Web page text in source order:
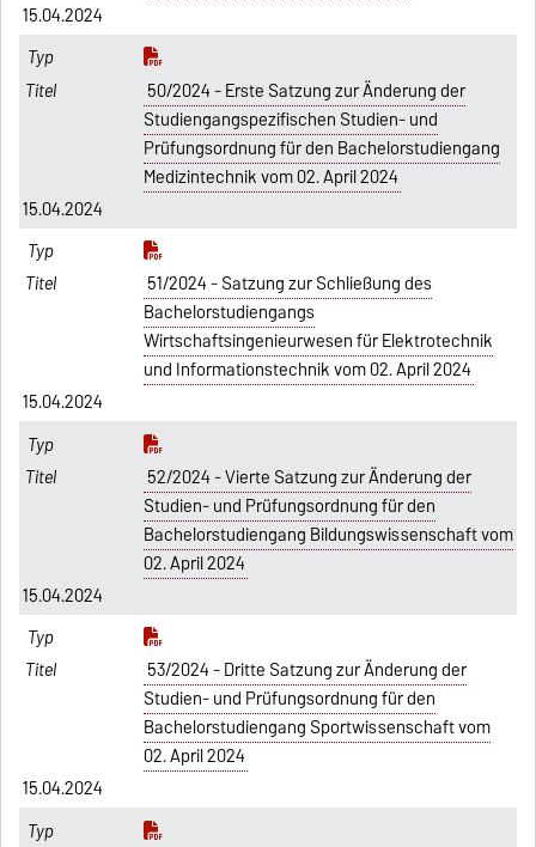
15.04.2024
50/2024 - Erste Satzung zur Änderung der
Studiengangspezifischen Studien- und
Prüfungsordnung für den Bachelorstudiengang
Medizintechnik vom 02. April 2024
15.04.2024
51/2024 - Satzung zur Schließung des
Bachelorstudiengangs
Wirtschaftsingenieurwesen für Elektrotechnik
und Informationstechnik vom 02. April 2024
15.04.2024
52/2024 - Vierte Satzung zur Änderung der
Studien- und Prüfungsordnung für den
Bachelorstudiengang Bildungswissenschaft vom
02. April 2024
15.04.2024
53/2024 - Dritte Satzung zur Änderung der
Studien- und Prüfungsordnung für den
Bachelorstudiengang Sportwissenschaft vom
02. April 2024
15.04.2024